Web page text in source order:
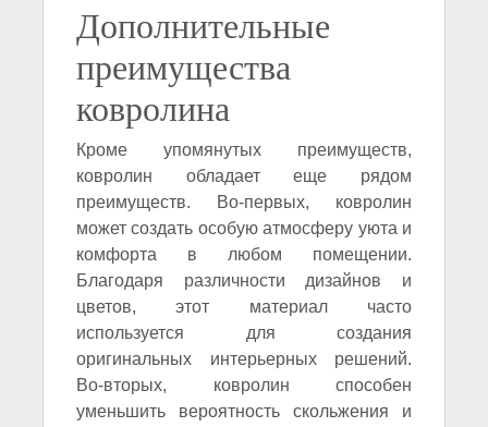
Дополнительные
преимущества
ковролина
Кроме упомянутых преимуществ,
ковролин обладает еще рядом
преимуществ. Во-первых, ковролин
может создать особую атмосферу уюта и
комфорта в любом помещении.
Благодаря различности дизайнов и
цветов, этот материал часто
используется для создания
оригинальных интерьерных решений.
Во-вторых, ковролин способен
уменьшить вероятность скольжения и